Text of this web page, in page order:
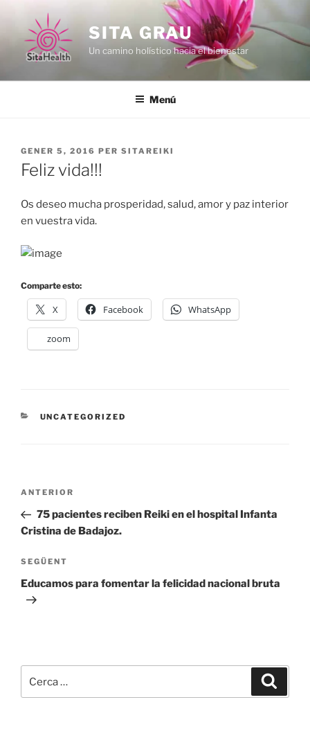
contingut
SITA GRAU
Un camino holístico hacia el bienestar
Menú
PUBLICAT
A
GENER 5, 2016 PER SITAREIKI
Feliz vida!!!
Os deseo mucha prosperidad, salud, amor y paz interior
en vuestra vida.
Comparte esto:
X Facebook WhatsApp
zoom
CATEGORIES
UNCATEGORIZED
Navegació
Entrada
anterior
ANTERIOR
75 pacientes reciben Reiki en el hospital Infanta
Cristina de Badajoz.
Entrada
següent
SEGÜENT
Educamos para fomentar la felicidad nacional bruta